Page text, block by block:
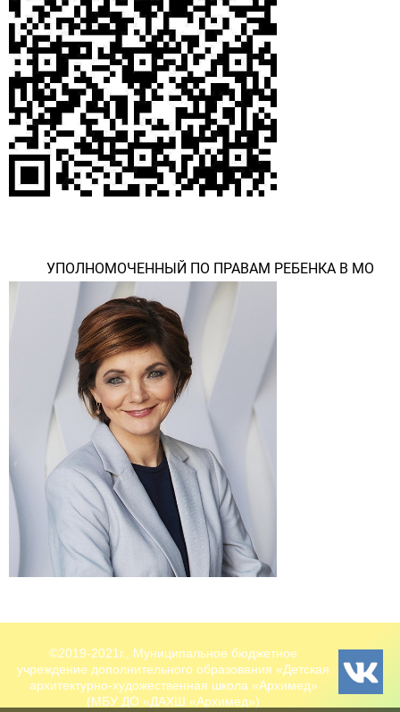
УПОЛНОМОЧЕННЫЙ ПО ПРАВАМ РЕБЕНКА В МО
©2019-2021г., Муниципальное бюджетное
учреждение дополнительного образования «Детская
архитектурно-художественная школа «Архимед»
(МБУ ДО «ДАХШ «Архимед»)